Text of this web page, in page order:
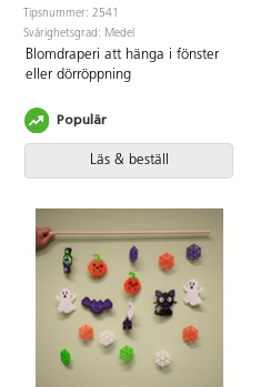
Tipsnummer: 2541
Svårighetsgrad: Medel
Blomdraperi att hänga i fönster
eller dörröppning
Läs & beställ
Populär